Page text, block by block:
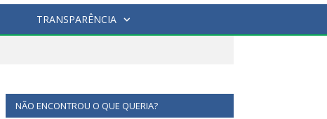
TRANSPARÊNCIA
NÃO ENCONTROU O QUE QUERIA?